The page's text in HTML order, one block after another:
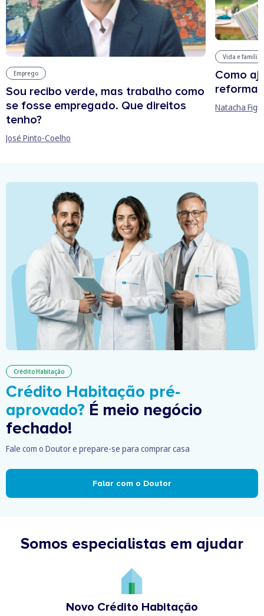
Emprego
Sou recibo verde, mas trabalho como
se fosse empregado. Que direitos
tenho?
José Pinto-Coelho
Vida e família
Como
reforma
Natacha
Crédito Habitação
Crédito Habitação pré-
aprovado? É meio negócio
fechado!
Fale com o Doutor e prepare-se para comprar casa
Falar com o Doutor
Somos especialistas em ajudar
Novo Crédito Habitação